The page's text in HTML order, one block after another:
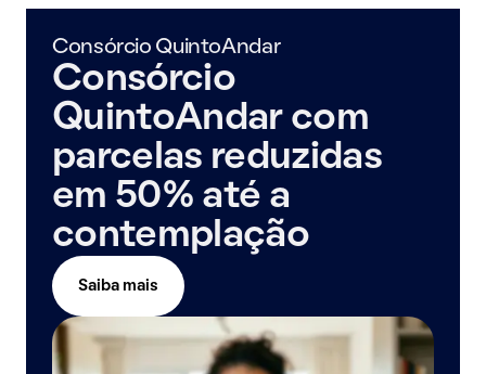
Consórcio QuintoAndar
Consórcio
QuintoAndar com
parcelas reduzidas
em 50% até a
contemplação
Saiba mais